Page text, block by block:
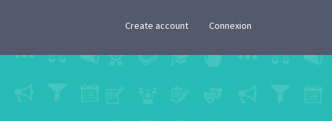
Create account Connexion